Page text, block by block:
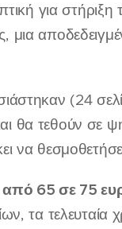
για
μια
(24
θα τεθούν σε
να
από 65 σε 75
τα τελευταία